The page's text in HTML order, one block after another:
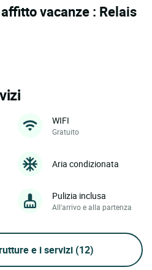
vacanze : Relais
WIFI
Gratuito
Aria condizionata
Pulizia inclusa
All'arrivo e alla partenza
e i servizi (12)